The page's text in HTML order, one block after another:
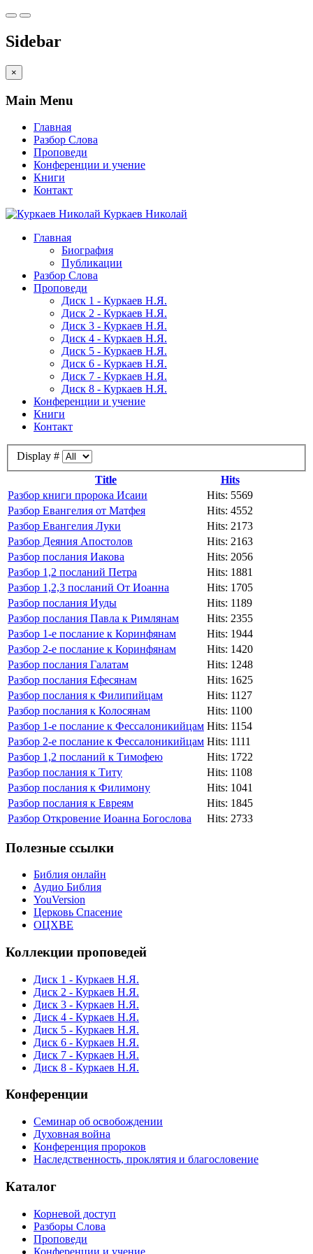
Sidebar
×
Main Menu
Главная
Разбор Слова
Проповеди
Конференции и учение
Книги
Контакт
Куркаев Николай
Главная
Биография
Публикации
Разбор Слова
Проповеди
Диск 1 - Куркаев Н.Я.
Диск 2 - Куркаев Н.Я.
Диск 3 - Куркаев Н.Я.
Диск 4 - Куркаев Н.Я.
Диск 5 - Куркаев Н.Я.
Диск 6 - Куркаев Н.Я.
Диск 7 - Куркаев Н.Я.
Диск 8 - Куркаев Н.Я.
Конференции и учение
Книги
Контакт
Display #
Title
Hits
Разбор книги пророка Исаии
Hits: 5569
Разбор Евангелия от Матфея
Hits: 4552
Разбор Евангелия Луки
Hits: 2173
Разбор Деяния Апостолов
Hits: 2163
Разбор послания Иакова
Hits: 2056
Разбор 1,2 посланий Петра
Hits: 1881
Разбор 1,2,3 посланий От Иоанна
Hits: 1705
Разбор послания Иуды
Hits: 1189
Разбор послания Павла к Римлянам
Hits: 2355
Разбор 1-е послание к Коринфянам
Hits: 1944
Разбор 2-е послание к Коринфянам
Hits: 1420
Разбор послания Галатам
Hits: 1248
Разбор послания Ефесянам
Hits: 1625
Разбор послания к Филипийцам
Hits: 1127
Разбор послания к Колосянам
Hits: 1100
Разбор 1-е послание к Фессалоникийцам Hits: 1154
Разбор 2-е послание к Фессалоникийцам Hits: 1111
Разбор 1,2 посланий к Тимофею
Hits: 1722
Разбор послания к Титу
Hits: 1108
Разбор послания к Филимону
Hits: 1041
Разбор послания к Евреям
Hits: 1845
Разбор Откровение Иоанна Богослова
Hits: 2733
Полезные ссылки
Библия онлайн
Аудио Библия
YouVersion
Церковь Спасение
ОЦХВЕ
Коллекции проповедей
Диск 1 - Куркаев Н.Я.
Диск 2 - Куркаев Н.Я.
Диск 3 - Куркаев Н.Я.
Диск 4 - Куркаев Н.Я.
Диск 5 - Куркаев Н.Я.
Диск 6 - Куркаев Н.Я.
Диск 7 - Куркаев Н.Я.
Диск 8 - Куркаев Н.Я.
Конференции
Семинар об освобождении
Духовная война
Конференция пророков
Наследственность, проклятия и благословение
Каталог
Корневой доступ
Разборы Слова
Проповеди
Конференции и учение